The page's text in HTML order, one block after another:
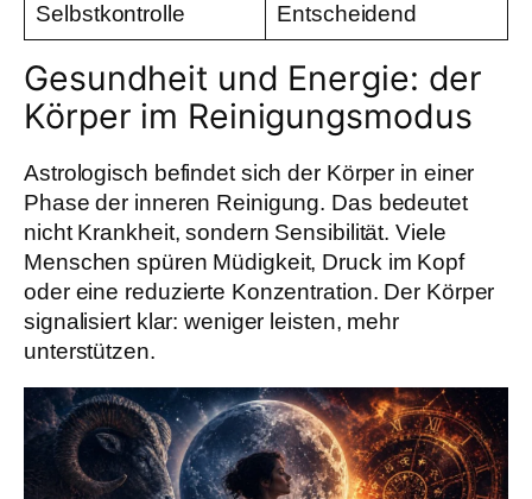
Selbstkontrolle Entscheidend
Gesundheit und Energie: der
Körper im Reinigungsmodus
Astrologisch befindet sich der Körper in einer
Phase der inneren Reinigung. Das bedeutet
nicht Krankheit, sondern Sensibilität. Viele
Menschen spüren Müdigkeit, Druck im Kopf
oder eine reduzierte Konzentration. Der Körper
signalisiert klar: weniger leisten, mehr
unterstützen.